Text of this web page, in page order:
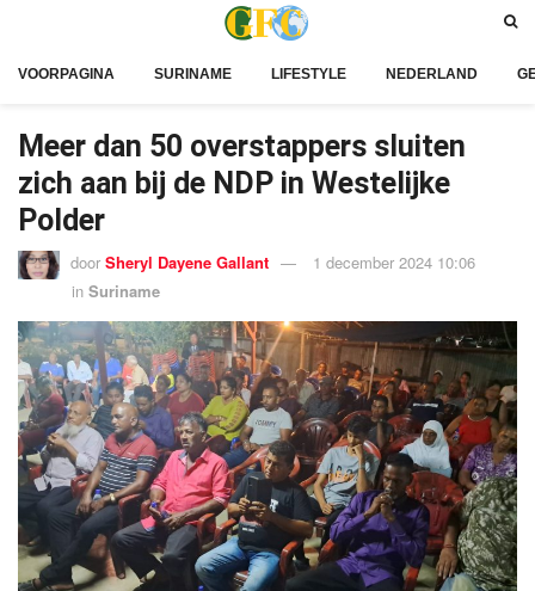
VOORPAGINA SURINAME LIFESTYLE NEDERLAND
Meer dan 50 overstappers sluiten
zich aan bij de NDP in Westelijke
Polder
door Sheryl Dayene Gallant
1 december 2024 10:06
in Suriname